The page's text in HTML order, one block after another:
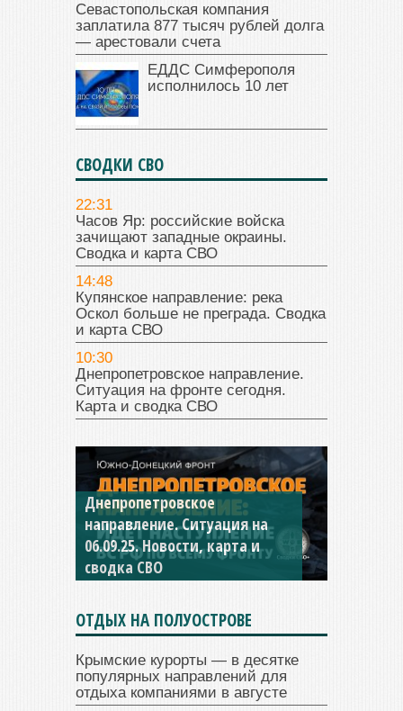
Севастопольская компания
заплатила 877 тысяч рублей долга
— арестовали счета
ЕДДС Симферополя
исполнилось 10 лет
СВОДКИ СВО
22:31
Часов Яр: российские войска
зачищают западные окраины.
Сводка и карта СВО
14:48
Купянское направление: река
Оскол больше не преграда. Сводка
и карта СВО
10:30
Днепропетровское направление.
Ситуация на фронте сегодня.
Карта и сводка СВО
Константиновское
направление. Ситуация на
04.09.25 Новости, карта и
сводка СВО
ОТДЫХ НА ПОЛУОСТРОВЕ
Крымские курорты — в десятке
популярных направлений для
отдыха компаниями в августе